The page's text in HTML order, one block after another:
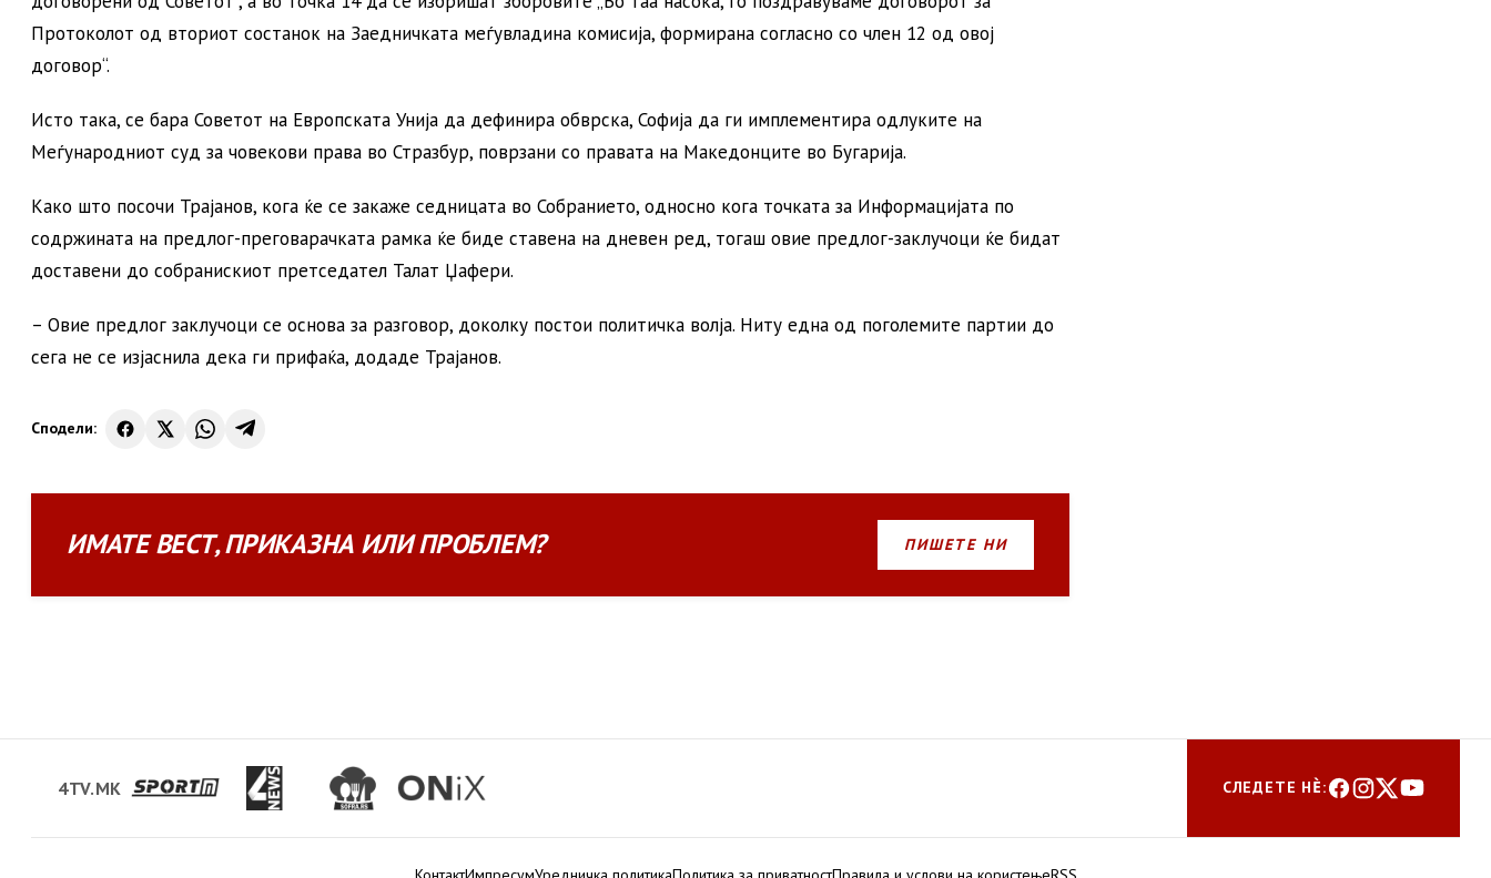
Протоколот од вториот состанок на Заедничката меѓувладина комисија, формирана согласно со член 12 од овој
договор“.
Исто така, се бара Советот на Европската Унија да дефинира обврска, Софија да ги имплементира одлуките на
Меѓународниот суд за човекови права во Стразбур, поврзани со правата на Македонците во Бугарија.
Како што посочи Трајанов, кога ќе се закаже седницата во Собранието, односно кога точката за Информацијата по
содржината на предлог-преговарачката рамка ќе биде ставена на дневен ред, тогаш овие предлог-заклучоци ќе бидат
доставени до собранискиот претседател Талат Џафери.
– Овие предлог заклучоци се основа за разговор, доколку постои политичка волја. Ниту една од поголемите партии до
сега не се изјаснила дека ги прифаќа, додаде Трајанов.
Сподели:
ИМАТЕВЕСТ,ПРИКАЗНА ИЛИПРОБЛЕМ? ПИШЕТЕ НИ
4TV.MK СЛЕДЕТЕ НЀ: